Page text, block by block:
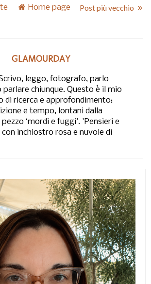
Post più vecchio
Home page
GLAMOURDAY
leggo, fotografo, parlo
chiunque. Questo è il mio
di ricerca e approfondimento:
e tempo, lontani dalla
‘mordi e fuggi’. 'Pensieri e
inchiostro rosa e nuvole di